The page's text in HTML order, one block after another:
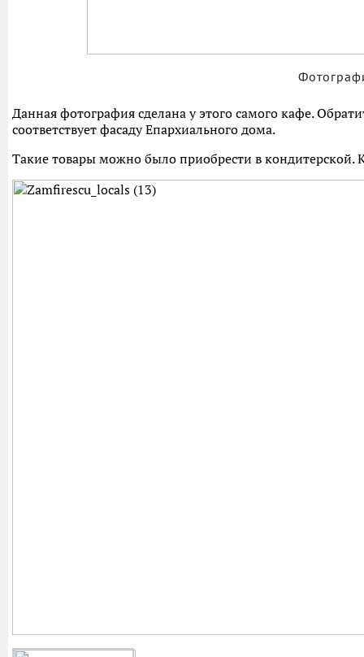
Данная фотография сделана у этого самого кафе.
соответствует фасаду Епархиального дома.
Такие товары можно было приобрести в кондитерской.